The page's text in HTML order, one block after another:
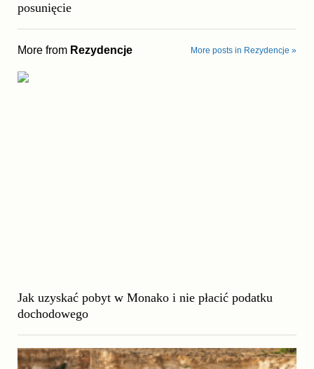
posunięcie
More from Rezydencje More posts in Rezydencje »
Jak uzyskać pobyt w Monako i nie płacić podatku
dochodowego